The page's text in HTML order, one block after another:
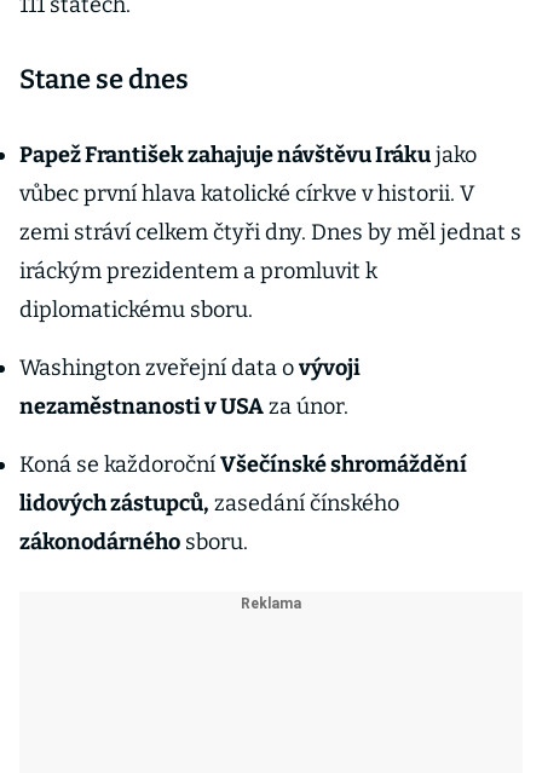
Stane se dnes
Papež František zahajuje návštěvu Irákujako
vůbec první hlava katolické církve v historii. V
zemi stráví celkem čtyři dny. Dnes by měl jednat s
iráckým prezidentem a promluvit k
diplomatickému sboru.
Washington zveřejní data ovývoji
nezaměstnanosti v USAza únor.
Koná se každoročníVšečínské shromáždění
lidových zástupců, zasedání čínského
zákonodárného sboru.